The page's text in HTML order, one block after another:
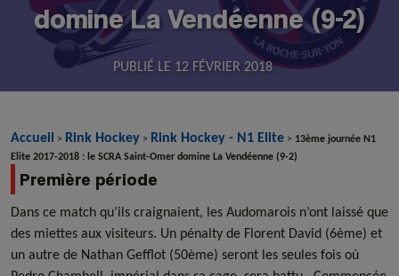
domine La Vendéenne (9-2)
PUBLIÉ LE 12 FÉVRIER 2018
Accueil > Rink Hockey > Rink Hockey - N1 Elite > 13ème journée N1
Elite 2017-2018 : le SCRA Saint-Omer domine La Vendéenne (9-2)
Première période
Dans ce match qu’ils craignaient, les Audomarois n’ont laissé que
des miettes aux visiteurs. Un pénalty de Florent David (6ème) et
un autre de Nathan Gefflot (50ème) seront les seules fois où